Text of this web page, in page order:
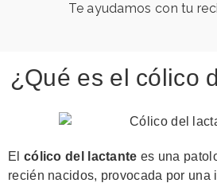
Te ayudamos con tu
¿Qué es el cólico
El cólico del lactante es una
recién nacidos, provocada por una